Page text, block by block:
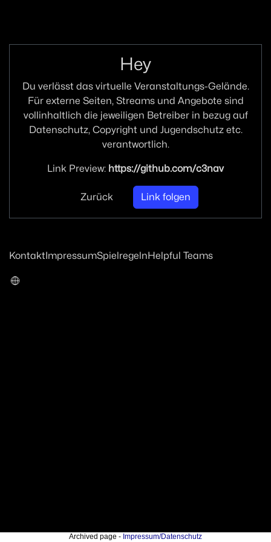
Hey
Du verlässt das virtuelle Veranstaltungs-Gelände.
Für externe Seiten, Streams und Angebote sind
vollinhaltlich die jeweiligen Betreiber in bezug auf
Datenschutz, Copyright und Jugendschutz etc.
verantwortlich.
Link Preview: https://github.com/c3nav
Zurück Link folgen
KontaktImpressumSpielregelnHelpful Teams
Archived page - Impressum/Datenschutz